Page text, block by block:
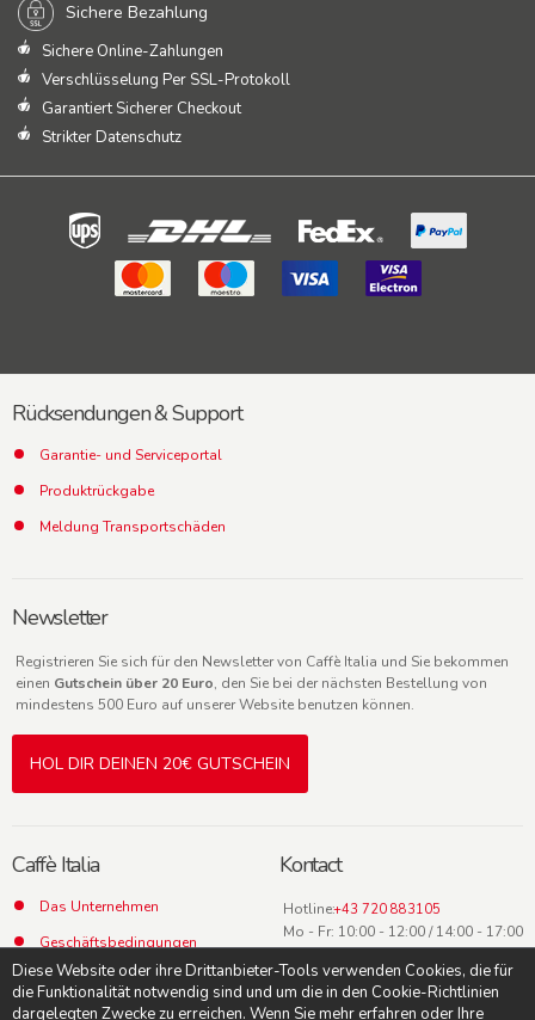
Sichere Bezahlung
Sichere Online-Zahlungen
Verschlüsselung Per SSL-Protokoll
Garantiert Sicherer Checkout
Strikter Datenschutz
Rücksendungen & Support
Garantie- und Serviceportal
Produktrückgabe
Meldung Transportschäden
Newsletter
Registrieren Sie sich für den Newsletter von Caffè Italia und Sie bekommen
einen Gutschein über 20 Euro, den Sie bei der nächsten Bestellung von
mindestens 500 Euro auf unserer Website benutzen können.
HOL DIR DEINEN 20€ GUTSCHEIN
Caffè Italia
Das Unternehmen
Geschäftsbedingungen
Datenschutz
Kontact
Kontact
Hotline:+43 720 883105
Mo - Fr: 10:00 - 12:00 / 14:00 - 17:00
Uhr
Diese Website oder ihre Drittanbieter-Tools verwenden Cookies, die für
die Funktionalität notwendig sind und um die in den Cookie-Richtlinien
dargelegten Zwecke zu erreichen. Wenn Sie mehr erfahren oder Ihre